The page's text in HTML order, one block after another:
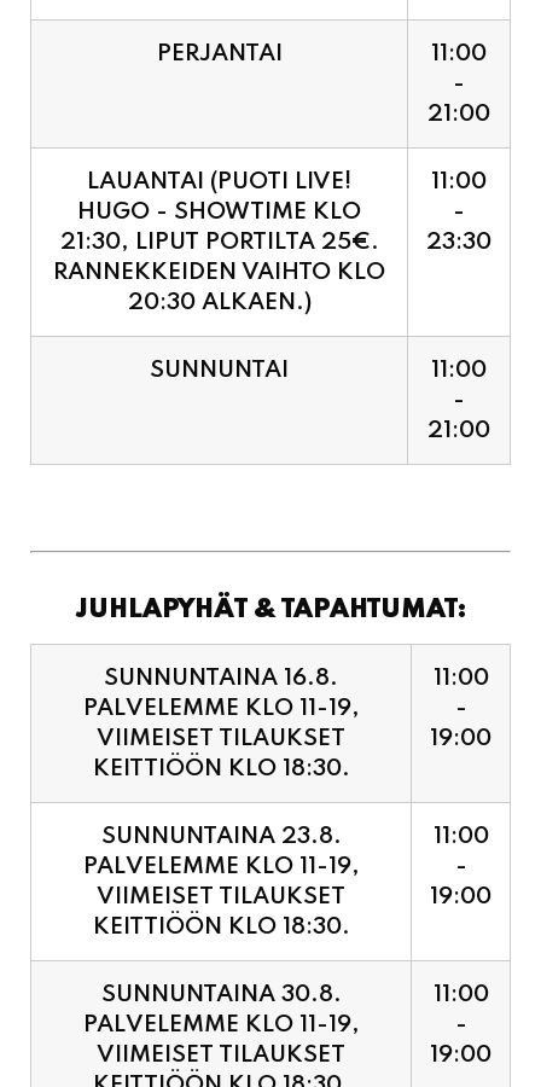
21:00
21:30, LIPUT PORTILTA 25€.
RANNEKKEIDEN VAIHTO KLO
20:30 ALKAEN.)
11:00
-
23:30
SUNNUNTAI
21:00
PALVELEMME KLO 11-19,
VIIMEISET TILAUKSET
KEITTIÖÖN KLO 18:30.
-
19:00
SUNNUNTAINA 23.8.
PALVELEMME KLO 11-19,
VIIMEISET TILAUKSET
KEITTIÖÖN KLO 18:30.
11:00
19:00
SUNNUNTAINA 30.8.
PALVELEMME KLO 11-19,
VIIMEISET TILAUKSET
KEITTIÖÖN KLO 18:30.
11:00
19:00